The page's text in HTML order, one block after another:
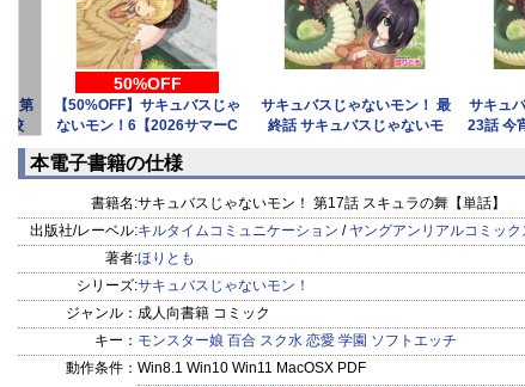
第
校
50%OFF
【50%OFF】サキュバスじゃ
ないモン！6【2026サマーC
サキュバスじゃないモン！ 最
終話 サキュバスじゃないモ
サキュ
23話 今
本電子書籍の仕様
書籍名:サキュバスじゃないモン！ 第17話 スキュラの舞【単話】
出版社/レーベル:キルタイムコミュニケーション / ヤングアンリアルコミック
著者:ほりとも
シリーズ:サキュバスじゃないモン！
ジャンル： 成人向書籍 コミック
キー： モンスター娘 百合 スク水 恋愛 学園 ソフトエッチ
動作条件： Win8.1 Win10 Win11 MacOSX PDF